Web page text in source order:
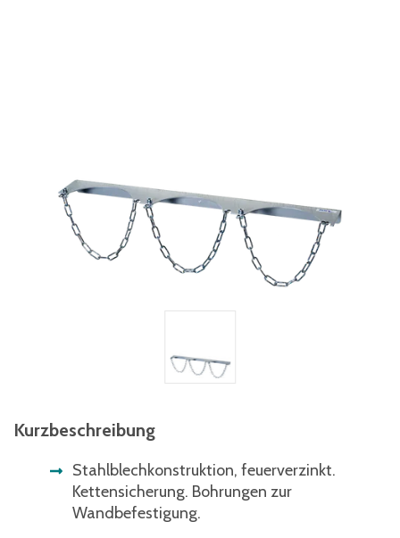
Kurzbeschreibung
Stahlblechkonstruktion, feuerverzinkt.
Kettensicherung. Bohrungen zur
Wandbefestigung.